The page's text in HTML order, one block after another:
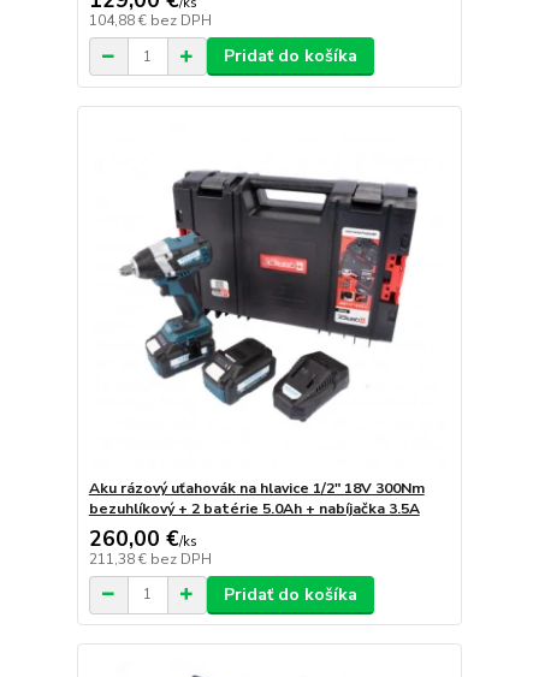
104,88 € bez DPH
Pridať do košíka
Aku rázový uťahovák na hlavice 1/2" 18V 300Nm
bezuhlíkový + 2 batérie 5.0Ah + nabíjačka 3.5A
260,00 €/ks
211,38 € bez DPH
Pridať do košíka